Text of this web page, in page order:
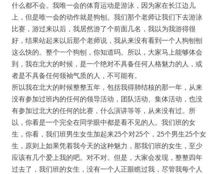
什么都不会。我唯一会的体育运动是游泳，因为家在长江边儿
上，但是唯一会的动作就是狗刨。我们那个老师让我们下去游泳
比赛，游过来以后，我居然游了个前面几名，我以为我游得很
好，结果站起来以后那个老师说，我从来没有看到一个人狗刨刨
这么快的。整个一个狗刨，你知道吗。所以，大家马上能够体会
到，我在北大的时候，是一个绝对不具备任何人格魅力的人，或
者是不具备任何领袖气质的人，不可能有。
所以我在北大的时候整整五年，包括我得肺结核的那一年，从来
没有参加过班内的任何的领导活动，团队活动、集体活动，也没
有参加过北大的任何的比赛，什么演讲等等，从来没有过。所
以，你看是一个完全在同学眼中都是看不见的人。我们班的女
生，你看，我们班男生女生加起来25个对25个，25个男生25个女
生，原则上如果凭着我今天的这种魅力，那我们班的女生，至少
应该有几个爱上我的吧。对不对。但是，大家会发现，整整四年
过去了，我们班的女生，没有一个人正眼瞧过我，尽管我每个人